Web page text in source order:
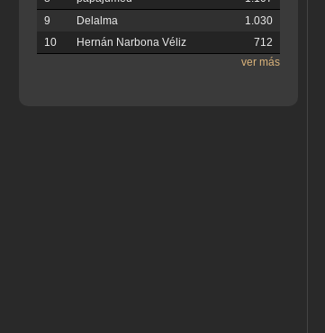
9
Delalma
1.030
10
Hernán Narbona Véliz
712
ver más